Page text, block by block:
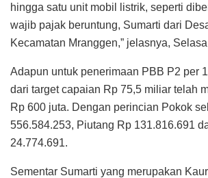
hingga satu unit mobil listrik, seperti
wajib pajak beruntung, Sumarti dari
Kecamatan Mranggen,” jelasnya,
Adapun untuk penerimaan PBB P2 per
dari target capaian Rp 75,5 miliar telah
Rp 600 juta. Dengan perincian Pokok
556.584.253, Piutang Rp 131.816.691
24.774.691.
Sementar Sumarti yang merupakan